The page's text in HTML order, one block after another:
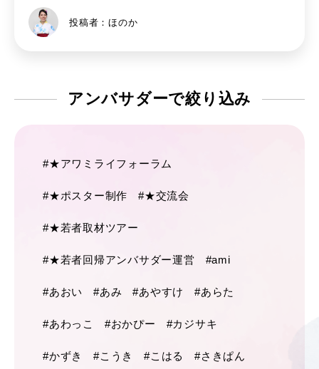
投稿者：ほのか
アンバサダーで絞り込み
#★アワミライフォーラム
#★ポスター制作 #★交流会
#★若者取材ツアー
#★若者回帰アンバサダー運営 #ami
#あおい #あみ #あやすけ #あらた
#あわっこ #おかぴー #カジサキ
#かずき #こうき #こはる #さきぱん